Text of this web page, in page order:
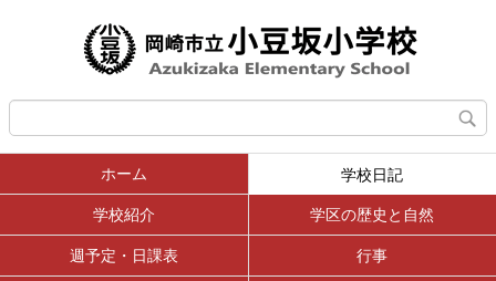
ホーム 学校日記
学校紹介 学区の歴史と自然
週予定・日課表 行事